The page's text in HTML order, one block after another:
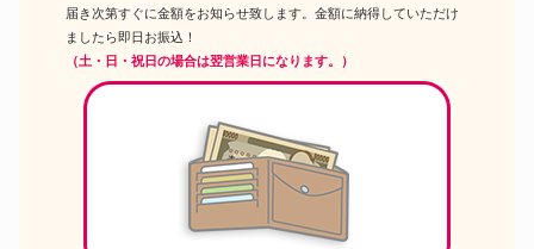
届き次第すぐに金額をお知らせ致します。金額に納得していただけ
ましたら即日お振込！
（土・日・祝日の場合は翌営業日になります。）